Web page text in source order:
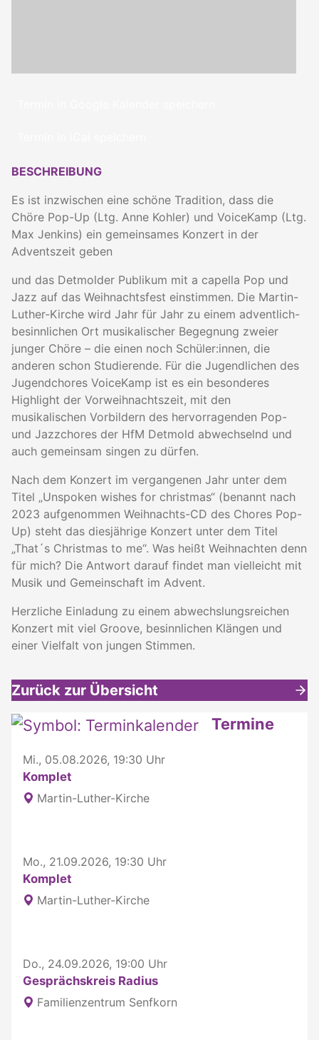
BESCHREIBUNG
Es ist inzwischen eine schöne Tradition, dass die
Chöre Pop-Up (Ltg. Anne Kohler) und VoiceKamp (Ltg.
Max Jenkins) ein gemeinsames Konzert in der
Adventszeit geben
und das Detmolder Publikum mit a capella Pop und
Jazz auf das Weihnachtsfest einstimmen. Die Martin-
Luther-Kirche wird Jahr für Jahr zu einem adventlich-
besinnlichen Ort musikalischer Begegnung zweier
junger Chöre – die einen noch Schüler:innen, die
anderen schon Studierende. Für die Jugendlichen des
Jugendchores VoiceKamp ist es ein besonderes
Highlight der Vorweihnachtszeit, mit den
musikalischen Vorbildern des hervorragenden Pop-
und Jazzchores der HfM Detmold abwechselnd und
auch gemeinsam singen zu dürfen.
Nach dem Konzert im vergangenen Jahr unter dem
Titel „Unspoken wishes for christmas“ (benannt nach
2023 aufgenommen Weihnachts-CD des Chores Pop-
Up) steht das diesjährige Konzert unter dem Titel
„That´s Christmas to me“. Was heißt Weihnachten denn
für mich? Die Antwort darauf findet man vielleicht mit
Musik und Gemeinschaft im Advent.
Herzliche Einladung zu einem abwechslungsreichen
Konzert mit viel Groove, besinnlichen Klängen und
einer Vielfalt von jungen Stimmen.
Zurück zur Übersicht
Weitere interessante Inhalte Termine
Mi., 05.08.2026, 19:30 Uhr
Komplet
Martin-Luther-Kirche
Mo., 21.09.2026, 19:30 Uhr
Komplet
Martin-Luther-Kirche
Do., 24.09.2026, 19:00 Uhr
Gesprächskreis Radius
Familienzentrum Senfkorn